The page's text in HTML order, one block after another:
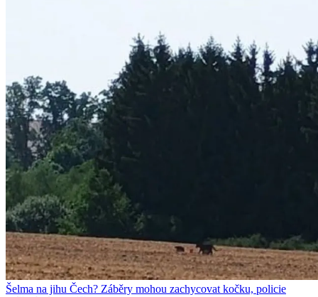
Šelma na jihu Čech? Záběry mohou zachycovat kočku, policie